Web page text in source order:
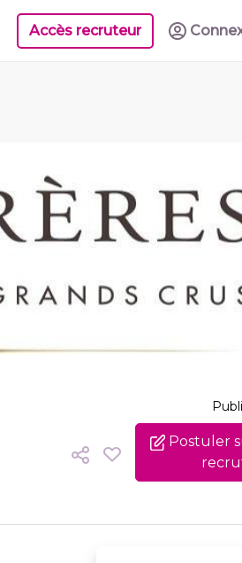
Accès recruteur
Postuler